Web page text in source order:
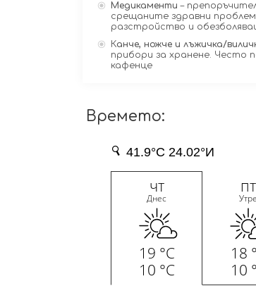
Медикаменти –
срещаните здравни
разстройство и
Канче, ножче и лъжичка/
прибори за хранене. Често
кафенце
Времето: